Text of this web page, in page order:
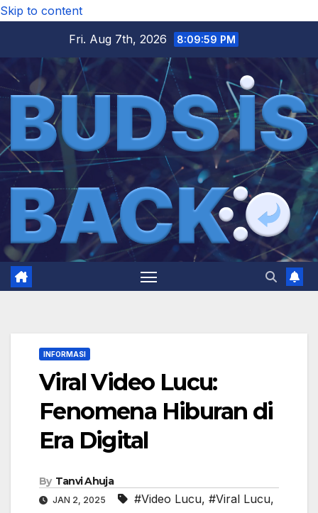
Skip to content
Fri. Aug 7th, 2026
8:10:00 PM
INFORMASI
Viral Video Lucu:
Fenomena Hiburan di
Era Digital
By Tanvi Ahuja
JAN 2, 2025 #Video Lucu, #Viral Lucu,